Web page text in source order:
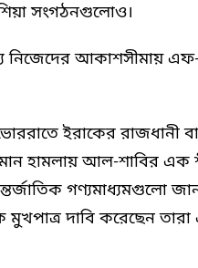
সংগঠনগুলোও।
নিজেদের আকাশসীমায়
ইরাকের রাজধানী
হামলায় আল-শাবির এক
গণ্যমাধ্যমগুলো
দাবি করেছেন তারা